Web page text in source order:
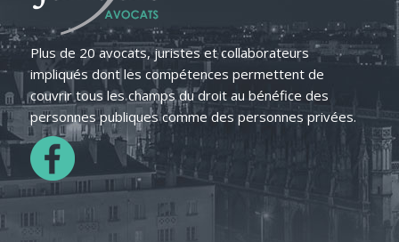
Plus de 20 avocats, juristes et collaborateurs
impliqués dont les compétences permettent de
couvrir tous les champs du droit au bénéfice des
personnes publiques comme des personnes privées.